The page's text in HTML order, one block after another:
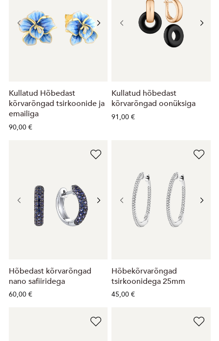
Kullatud Hõbedast
kõrvarõngad tsirkoonide ja
emailiga
90,00 €
Kullatud hõbedast
kõrvarõngad oonüksiga
91,00 €
Hõbedast kõrvarõngad
nano safiiridega
60,00 €
Hõbekõrvarõngad
tsirkoonidega 25mm
45,00 €